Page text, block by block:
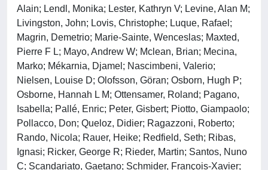
Alain; Lendl, Monika; Lester, Kathryn V; Levine, Alan M;
Livingston, John; Lovis, Christophe; Luque, Rafael;
Magrin, Demetrio; Marie-Sainte, Wenceslas; Maxted,
Pierre F L; Mayo, Andrew W; Mclean, Brian; Mecina,
Marko; Mékarnia, Djamel; Nascimbeni, Valerio;
Nielsen, Louise D; Olofsson, Göran; Osborn, Hugh P;
Osborne, Hannah L M; Ottensamer, Roland; Pagano,
Isabella; Pallé, Enric; Peter, Gisbert; Piotto, Giampaolo;
Pollacco, Don; Queloz, Didier; Ragazzoni, Roberto;
Rando, Nicola; Rauer, Heike; Redfield, Seth; Ribas,
Ignasi; Ricker, George R; Rieder, Martin; Santos, Nuno
C; Scandariato, Gaetano; Schmider, François-Xavier;